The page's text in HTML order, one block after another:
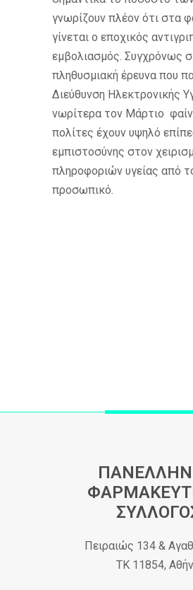
γνωρίζουν πλέον ότι στα
γίνεται ο εποχικός
εμβολιασμός. Συγχρόνως
πληθυσμιακή έρευνα που
Διεύθυνση Ηλεκτρονικής
νωρίτερα τον Μάρτιο
πολίτες έχουν υψηλό
εμπιστοσύνης στον
πληροφοριών υγείας από
προσωπικό.
Πειραιώς 134 &
ΤΚ 11854,